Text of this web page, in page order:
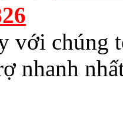
với chúng
nhanh